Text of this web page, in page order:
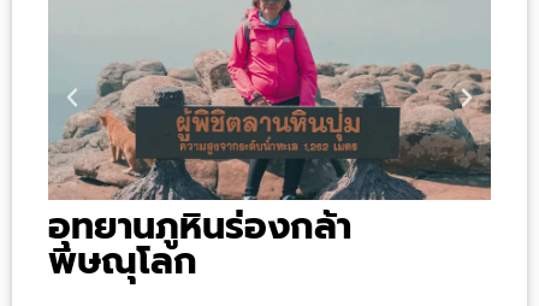
อุทยานภูหินร่องกล้า
พิษณุโลก